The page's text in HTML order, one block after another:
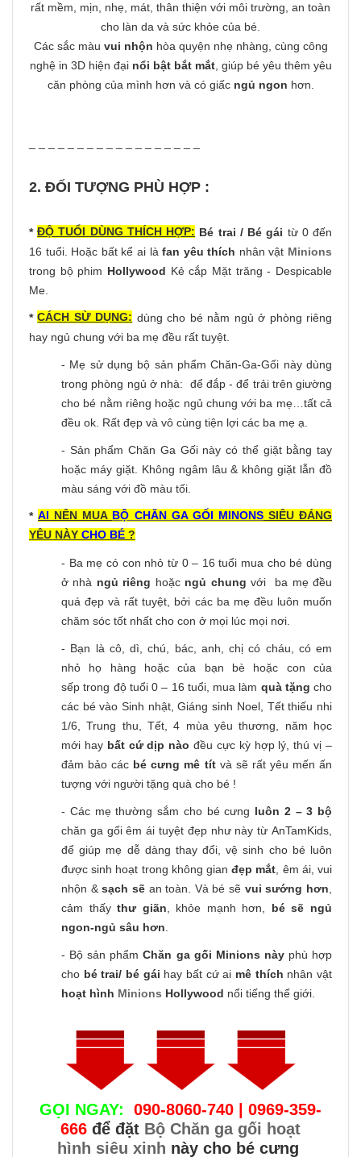
rất mềm, mịn, nhẹ, mát, thân thiện với môi trường, an toàn
cho làn da và sức khỏe của bé.
Các sắc màu vui nhộn hòa quyện nhẹ nhàng, cùng công
nghệ in 3D hiện đại nổi bật bắt mắt, giúp bé yêu thêm yêu
căn phòng của mình hơn và có giấc ngủ ngon hơn.
2. ĐỐI TƯỢNG PHÙ HỢP :
*ĐỘ TUỔI DÙNG THÍCH HỢP: Bé trai / Bé gái từ 0 đến
16 tuổi. Hoặc bất kể ai làfan yêu thích nhân vật Minions
trong bộ phim Hollywood Kẻ cắp Mặt trăng - Despicable
Me.
*CÁCH SỪ DỤNG: dùng cho bé nằm ngủ ở phòng riêng
hay ngủ chung với ba mẹ đều rất tuyệt.
- Mẹ sử dụng bộ sản phẩm Chăn-Ga-Gối này dùng
trong phòng ngủ ở nhà: để đắp - để trải trên giường
cho bé nằm riêng hoặc ngủ chung với ba mẹ…tất cả
đều ok. Rất đẹp và vô cùng tiện lợi các ba mẹ ạ.
- Sản phẩm Chăn Ga Gối này có thể giặt bằng tay
hoặc máy giặt. Không ngâm lâu & không giặt lẫn đồ
màu sáng với đồ màu tối.
*AI NÊN MUA BỘ CHĂN GA GỐI MINONSSIÊU ĐÁNG
YÊU NÀY CHO BÉ ?
- Ba mẹ có con nhỏ từ 0 – 16 tuổi mua cho bé dùng
ở nhà ngủ riêng hoặc ngủ chung với ba mẹ đều
quá đẹp và rất tuyệt, bởi các ba mẹ đều luôn muốn
chăm sóc tốt nhất cho con ở mọi lúc mọi nơi.
- Bạn là cô, dì, chú, bác, anh, chị có cháu, có em
nhỏ họ hàng hoặc của bạn bè hoặc con của
sếp trong độ tuổi 0 – 16 tuổi, mua làm quà tặng cho
các bé vào Sinh nhật, Giáng sinh Noel, Tết thiếu nhi
1/6, Trung thu, Tết, 4 mùa yêu thương, năm học
mới hay bất cứ dịp nào đều cực kỳ hợp lý, thú vị –
đảm bảo các bé cưng mê tít và sẽ rất yêu mến ấn
tượng với người tặng quà cho bé !
- Các mẹ thường sắm cho bé cưng luôn 2 – 3 bộ
chăn ga gối êm ái tuyệt đẹp như này từ AnTamKids,
để giúp mẹ dễ dàng thay đổi, vệ sinh cho bé luôn
được sinh hoạt trong không gianđẹp mắt , êm ái, vui
nhộn &sạch sẽ an toàn. Và bé sẽ vui sướng hơn
cảm thấythư giãn , khỏe mạnh hơn, bé sẽ ngủ
ngon-ngủ sâu hơn
- Bộ sản phẩmChăn ga gối Minions nàyphù hợp
cho bé trai/ bé gái hay bất cứ ai mê thích nhân vật
hoạt hình Minions Hollywood nổi tiếng thế giới.
GỌI NGAY:
090-8060-740 | 0969-359-
666 để đặt Bộ Chăn ga gối hoạt
hình siêu xinh này cho bé cưng